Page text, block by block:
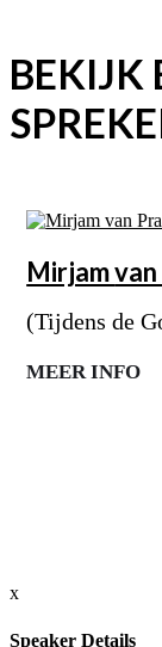
BEKIJK
Mirjam
(Tijdens de
MEER INFO
x
Speaker Details